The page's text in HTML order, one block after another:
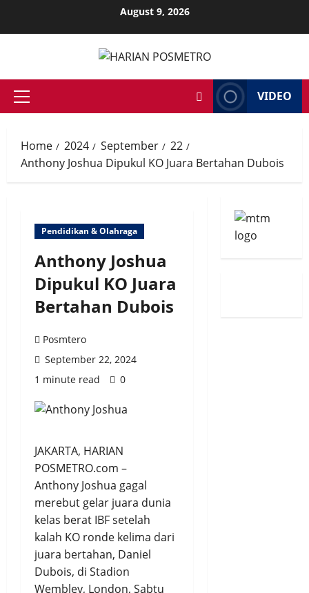
August 9, 2026
Primary
VIDEO
Home 2024 September
22
Anthony Joshua Dipukul KO Juara Bertahan Dubois
Pendidikan & Olahraga
Anthony Joshua
Dipukul KO Juara
Bertahan Dubois
Posmtero
September 22, 2024
1 minute read
0
JAKARTA, HARIAN
POSMETRO.com –
Anthony Joshua gagal
merebut gelar juara dunia
kelas berat IBF setelah
kalah KO ronde kelima dari
juara bertahan, Daniel
Dubois, di Stadion
Wembley, London, Sabtu